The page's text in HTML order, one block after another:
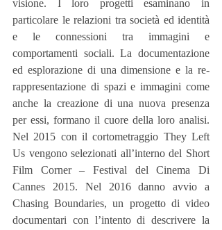
visione. I loro progetti esaminano in
particolare le relazioni tra società ed identità
e le connessioni tra immagini e
comportamenti sociali. La documentazione
ed esplorazione di una dimensione e la re-
rappresentazione di spazi e immagini come
anche la creazione di una nuova presenza
per essi, formano il cuore della loro analisi.
Nel 2015 con il cortometraggio They Left
Us vengono selezionati all’interno del Short
Film Corner – Festival del Cinema Di
Cannes 2015. Nel 2016 danno avvio a
Chasing Boundaries, un progetto di video
documentari con l’intento di descrivere la